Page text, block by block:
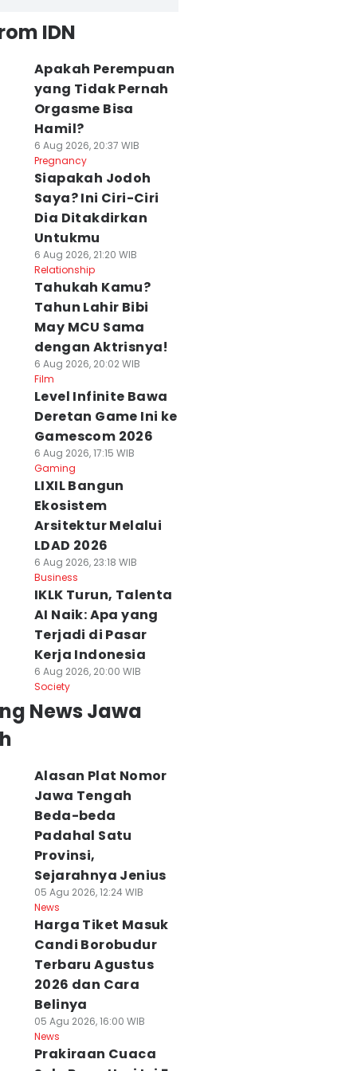
IDN
Apakah Perempuan
yang Tidak Pernah
Orgasme Bisa
Hamil?
6 Aug 2026, 20:37 WIB
Pregnancy
Siapakah Jodoh
Saya? Ini Ciri-Ciri
Dia Ditakdirkan
Untukmu
6 Aug 2026, 21:20 WIB
Relationship
Tahukah Kamu?
Tahun Lahir Bibi
May MCU Sama
dengan Aktrisnya!
6 Aug 2026, 20:02 WIB
Film
Level Infinite Bawa
Deretan Game Ini ke
Gamescom 2026
6 Aug 2026, 17:15 WIB
Gaming
LIXIL Bangun
Ekosistem
Arsitektur Melalui
LDAD 2026
6 Aug 2026, 23:18 WIB
Business
IKLK Turun, Talenta
AI Naik: Apa yang
Terjadi di Pasar
Kerja Indonesia
6 Aug 2026, 20:00 WIB
Society
News Jawa
Alasan Plat Nomor
Jawa Tengah
Beda-beda
Padahal Satu
Provinsi,
Sejarahnya Jenius
05 Agu 2026, 12:24 WIB
News
Harga Tiket Masuk
Candi Borobudur
Terbaru Agustus
2026 dan Cara
Belinya
05 Agu 2026, 16:00 WIB
News
Prakiraan Cuaca